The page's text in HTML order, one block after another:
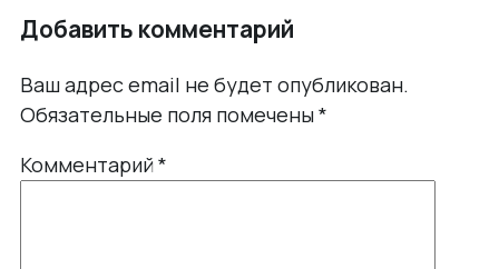
Добавить комментарий
Ваш адрес email не будет опубликован.
Обязательные поля помечены*
Комментарий*